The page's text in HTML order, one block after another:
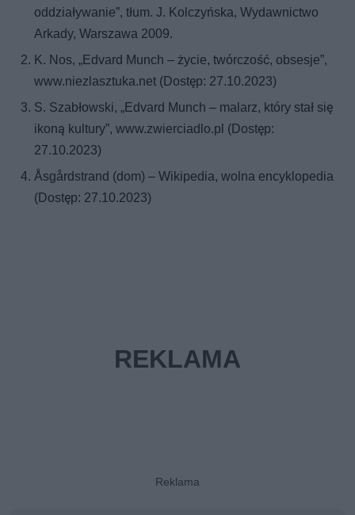
oddziaływanie”, tłum. J. Kolczyńska, Wydawnictwo
Arkady, Warszawa 2009.
K. Nos, „Edvard Munch – życie, twórczość, obsesje”,
www.niezlasztuka.net (Dostęp: 27.10.2023)
S. Szabłowski, „Edvard Munch – malarz, który stał się
ikoną kultury”, www.zwierciadlo.pl (Dostęp:
27.10.2023)
Åsgårdstrand (dom) – Wikipedia, wolna encyklopedia
(Dostęp: 27.10.2023)